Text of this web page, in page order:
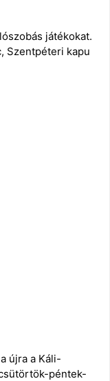
játékokat.
Szentpéteri kapu
újra a Káli-
péntek-